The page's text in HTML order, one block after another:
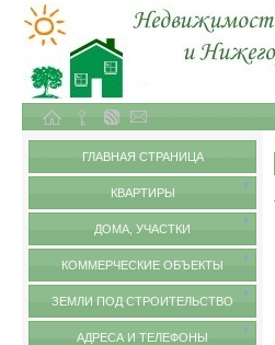
ГЛАВНАЯ СТРАНИЦА
КВАРТИРЫ
ДОМА, УЧАСТКИ
КОММЕРЧЕСКИЕ ОБЪЕКТЫ
ЗЕМЛИ ПОД СТРОИТЕЛЬСТВО
АДРЕСА И ТЕЛЕФОНЫ